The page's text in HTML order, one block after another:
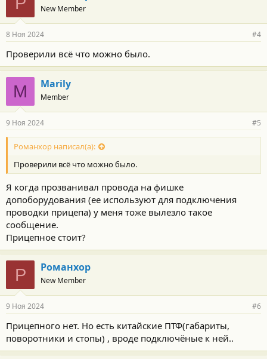
New Member
8 Ноя 2024 #4
Проверили всё что можно было.
M Marily
Member
9 Ноя 2024 #5
Романхор написал(а):
Проверили всё что можно было.
Я когда прозванивал провода на фишке
допоборудования (ее используют для подключения
проводки прицепа) у меня тоже вылезло такое
сообщение.
Прицепное стоит?
Р Романхор
New Member
9 Ноя 2024 #6
Прицепного нет. Но есть китайские ПТФ(габариты,
поворотники и стопы) , вроде подключëные к ней..